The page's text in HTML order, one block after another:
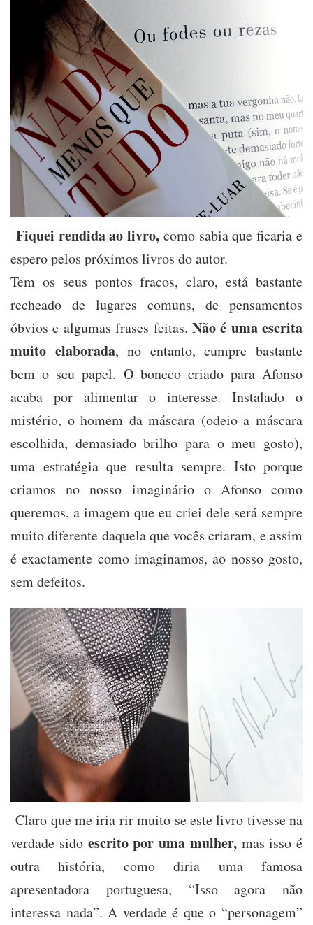
Fiquei rendida ao livro, como sabia que ficaria e
espero pelos próximos livros do autor.
Tem os seus pontos fracos, claro, está bastante
recheado de lugares comuns, de pensamentos
óbvios e algumas frases feitas. Não é uma escrita
muito elaborada, no entanto, cumpre bastante
bem o seu papel. O boneco criado para Afonso
acaba por alimentar o interesse. Instalado o
mistério, o homem da máscara (odeio a máscara
escolhida, demasiado brilho para o meu gosto),
uma estratégia que resulta sempre. Isto porque
criamos no nosso imaginário o Afonso como
queremos, a imagem que eu criei dele será sempre
muito diferente daquela que vocês criaram, e assim
é exactamente como imaginamos, ao nosso gosto,
sem defeitos.
Claro que me iria rir muito se este livro tivesse na
verdade sido escrito por uma mulher,mas isso é
outra história, como diria uma famosa
apresentadora portuguesa, “Isso agora não
interessa nada”. A verdade é que o “personagem”